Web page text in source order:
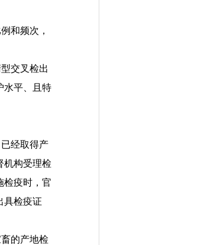
和频次，
交叉检出
水平、且特
经取得产
机构受理检
检疫时，官
具检疫证
的产地检